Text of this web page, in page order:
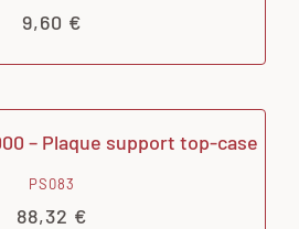
9,60 €
– Plaque support top-case
PS083
88,32 €